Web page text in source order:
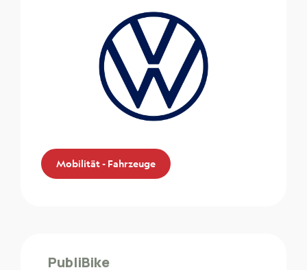
Mobilität - Fahrzeuge
Die ZMLP-Mitglieder profitieren von einem
PubliBike